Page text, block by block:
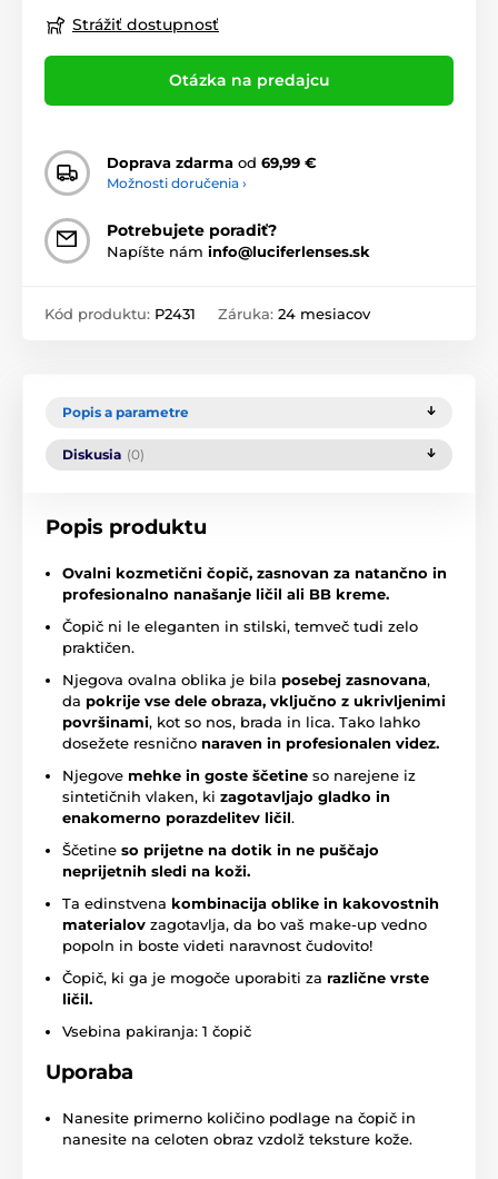
Strážiť dostupnosť
Otázka na predajcu
Doprava zdarma od 69,99 €
Možnosti doručenia ›
Potrebujete poradiť?
Napíšte nám info@luciferlenses.sk
Kód produktu: P2431 Záruka: 24 mesiacov
Popis a parametre
Diskusia (0)
Popis produktu
Ovalni kozmetični čopič, zasnovan za natančno in
profesionalno nanašanje ličil ali BB kreme.
Čopič ni le eleganten in stilski, temveč tudi zelo
praktičen.
Njegova ovalna oblika je bila posebej zasnovana,
da pokrije vse dele obraza, vključno z ukrivljenimi
površinami, kot so nos, brada in lica. Tako lahko
dosežete resnično naraven in profesionalen videz.
Njegove mehke in goste ščetine so narejene iz
sintetičnih vlaken, ki zagotavljajo gladko in
enakomerno porazdelitev ličil.
Ščetine so prijetne na dotik in ne puščajo
neprijetnih sledi na koži.
Ta edinstvena kombinacija oblike in kakovostnih
materialov zagotavlja, da bo vaš make-up vedno
popoln in boste videti naravnost čudovito!
Čopič, ki ga je mogoče uporabiti za različne vrste
ličil.
Vsebina pakiranja: 1 čopič
Uporaba
Nanesite primerno količino podlage na čopič in
nanesite na celoten obraz vzdolž teksture kože.